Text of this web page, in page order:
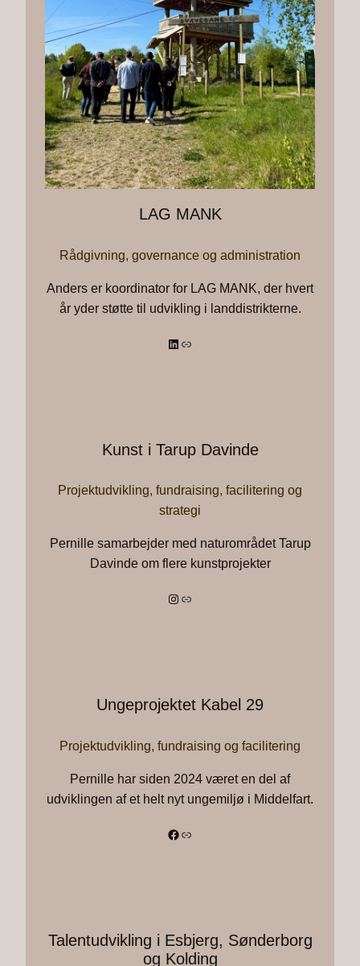
LAG MANK
Rådgivning, governance og administration
Anders er koordinator for LAG MANK, der hvert
år yder støtte til udvikling i landdistrikterne.
LinkedIn Link
Kunst i Tarup Davinde
Projektudvikling, fundraising, facilitering og
strategi
Pernille samarbejder med naturområdet Tarup
Davinde om flere kunstprojekter
Instagram Link
Ungeprojektet Kabel 29
Projektudvikling, fundraising og facilitering
Pernille har siden 2024 været en del af
udviklingen af et helt nyt ungemiljø i Middelfart.
Facebook Link
Talentudvikling i Esbjerg, Sønderborg
og Kolding